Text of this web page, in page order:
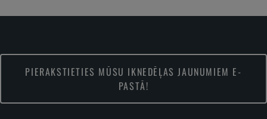
PIERAKSTIETIES MŪSU IKNEDĒĻAS JAUNUMIEM E-
PASTĀ!